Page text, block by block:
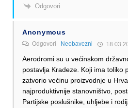
Odgovori
Anonymous
Odgovori Neobavezni
Aerodromi su u većinskom
postavlja Kradeze. Koji ima toliko
zatvorio većinu proizvodnje u
najproduktivnije stanovništvo,
Partijske poslušnike, uhljebe i